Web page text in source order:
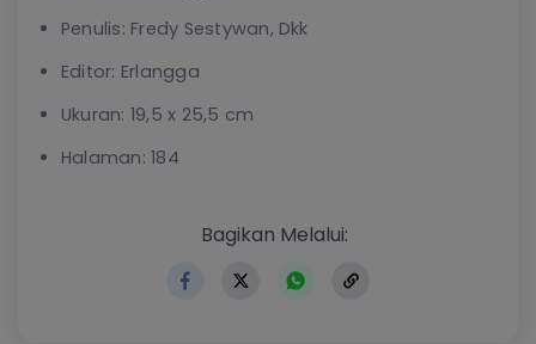
Penulis: Fredy Sestywan, Dkk
Editor: Erlangga
Ukuran: 19,5 x 25,5 cm
Halaman: 184
https://
Bagikan Melalui: